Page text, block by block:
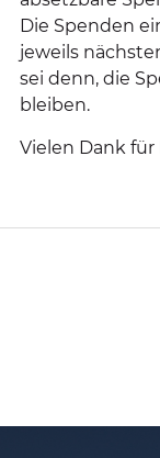
Die Spenden
jeweils
sei denn, die
bleiben.
Vielen Dank